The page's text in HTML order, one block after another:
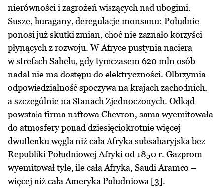
nierówności i zagrożeń wiszących nad ubogimi.
Susze, huragany, deregulacje monsunu: Południe
ponosi już skutki zmian, choć nie zaznało korzyści
płynących z rozwoju. W Afryce pustynia naciera
w strefach Sahelu, gdy tymczasem 620 mln osób
nadal nie ma dostępu do elektryczności. Olbrzymia
odpowiedzialność spoczywa na krajach zachodnich,
a szczególnie na Stanach Zjednoczonych. Odkąd
powstała firma naftowa Chevron, sama wyemitowała
do atmosfery ponad dziesięciokrotnie więcej
dwutlenku węgla niż cała Afryka subsaharyjska bez
Republiki Południowej Afryki od 1850 r. Gazprom
wyemitował tyle, ile cała Afryka, Saudi Aramco –
więcej niż cała Ameryka Południowa [3].